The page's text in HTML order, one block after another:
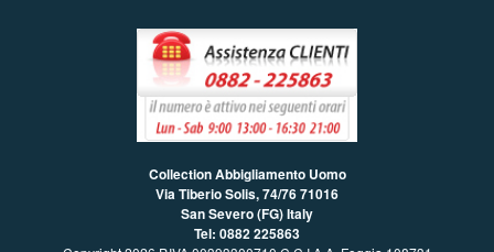
Collection Abbigliamento Uomo
Via Tiberio Solis, 74/7671016
San Severo (FG) Italy
Tel: 0882 225863